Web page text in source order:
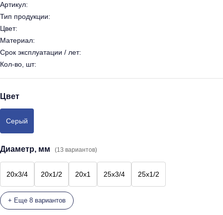
Артикул:
Тип продукции:
Цвет:
Материал:
Срок эксплуатации / лет:
Кол-во, шт:
Цвет
Серый
Диаметр, мм (13 вариантов)
20х3/4 20х1/2 20х1 25х3/4 25х1/2
+ Еще 8 вариантов